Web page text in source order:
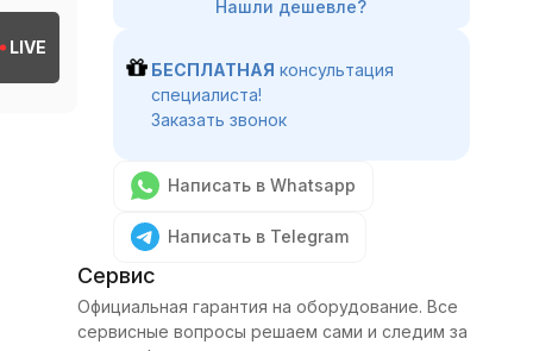
LIVE
БЕСПЛАТНАЯ консультация
специалиста!
Заказать звонок
Написать в Whatsapp
Написать в Telegram
Сервис
Официальная гарантия на оборудование. Все
сервисные вопросы решаем сами и следим за